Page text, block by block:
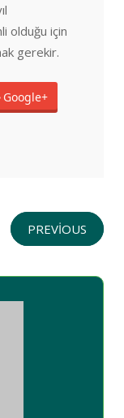
olduğu için
gerekir.
Google+
PREVIOUS